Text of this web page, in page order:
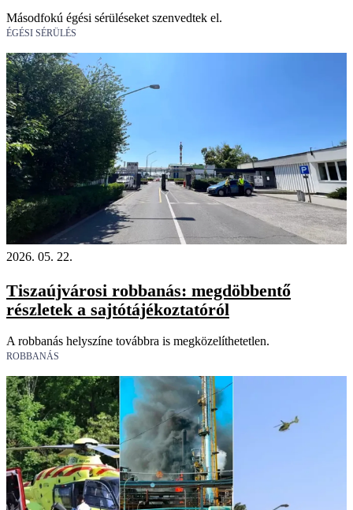
Másodfokú égési sérüléseket szenvedtek el.
ÉGÉSI SÉRÜLÉS
2026. 05. 22.
Tiszaújvárosi robbanás: megdöbbentő
részletek a sajtótájékoztatóról
A robbanás helyszíne továbbra is megközelíthetetlen.
ROBBANÁS